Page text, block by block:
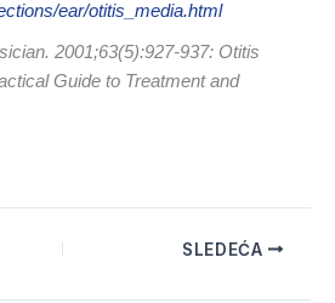
ear/otitis_media.html
2001;63(5):927-937: Otitis
Guide to Treatment and
SLEDEĆA